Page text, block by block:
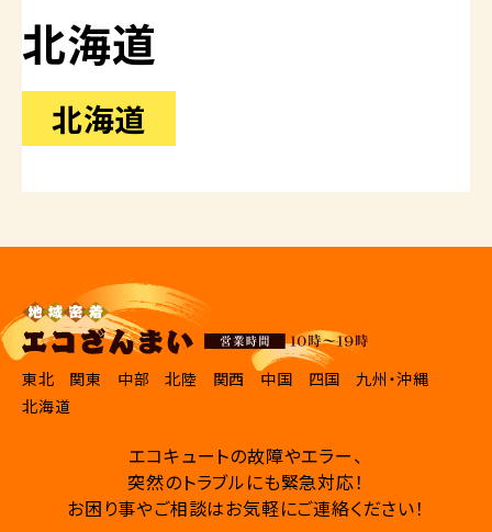
北海道
北海道
東北 関東 中部 北陸 関西 中国 四国
九州・沖縄
北海道
エコキュートの故障やエラー、
突然のトラブルにも緊急対応！
お困り事やご相談はお気軽にご連絡ください！